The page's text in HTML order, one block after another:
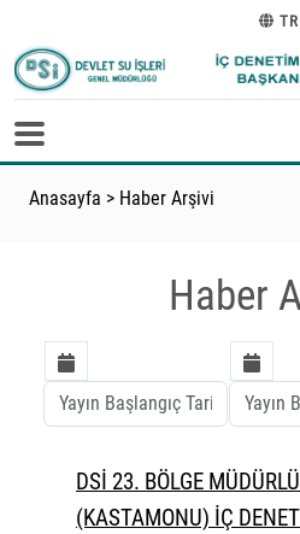
TR
Anasayfa > Haber Arşivi
Haber
DSİ 23. BÖLGE
(KASTAMONU) İÇ